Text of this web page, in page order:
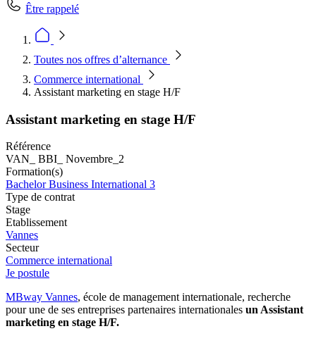
Être rappelé
Toutes nos offres d’alternance
Commerce international
Assistant marketing en stage H/F
Assistant marketing en stage H/F
Référence
VAN_ BBI_ Novembre_2
Formation(s)
Bachelor Business International 3
Type de contrat
Stage
Etablissement
Vannes
Secteur
Commerce international
Je postule
MBway Vannes, école de management internationale, recherche
pour une de ses entreprises partenaires internationales un Assistant
marketing en stage H/F.